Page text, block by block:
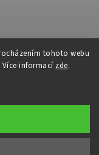
tohoto webu
informací zde.
práva vyhrazena.